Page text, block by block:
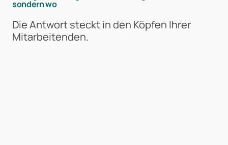
sondern wo
Die Antwort steckt in den Köpfen Ihrer
Mitarbeitenden.